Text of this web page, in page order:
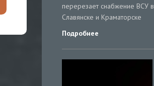
перерезает снабжение ВСУ в
Славянске и Краматорске
Подробнее